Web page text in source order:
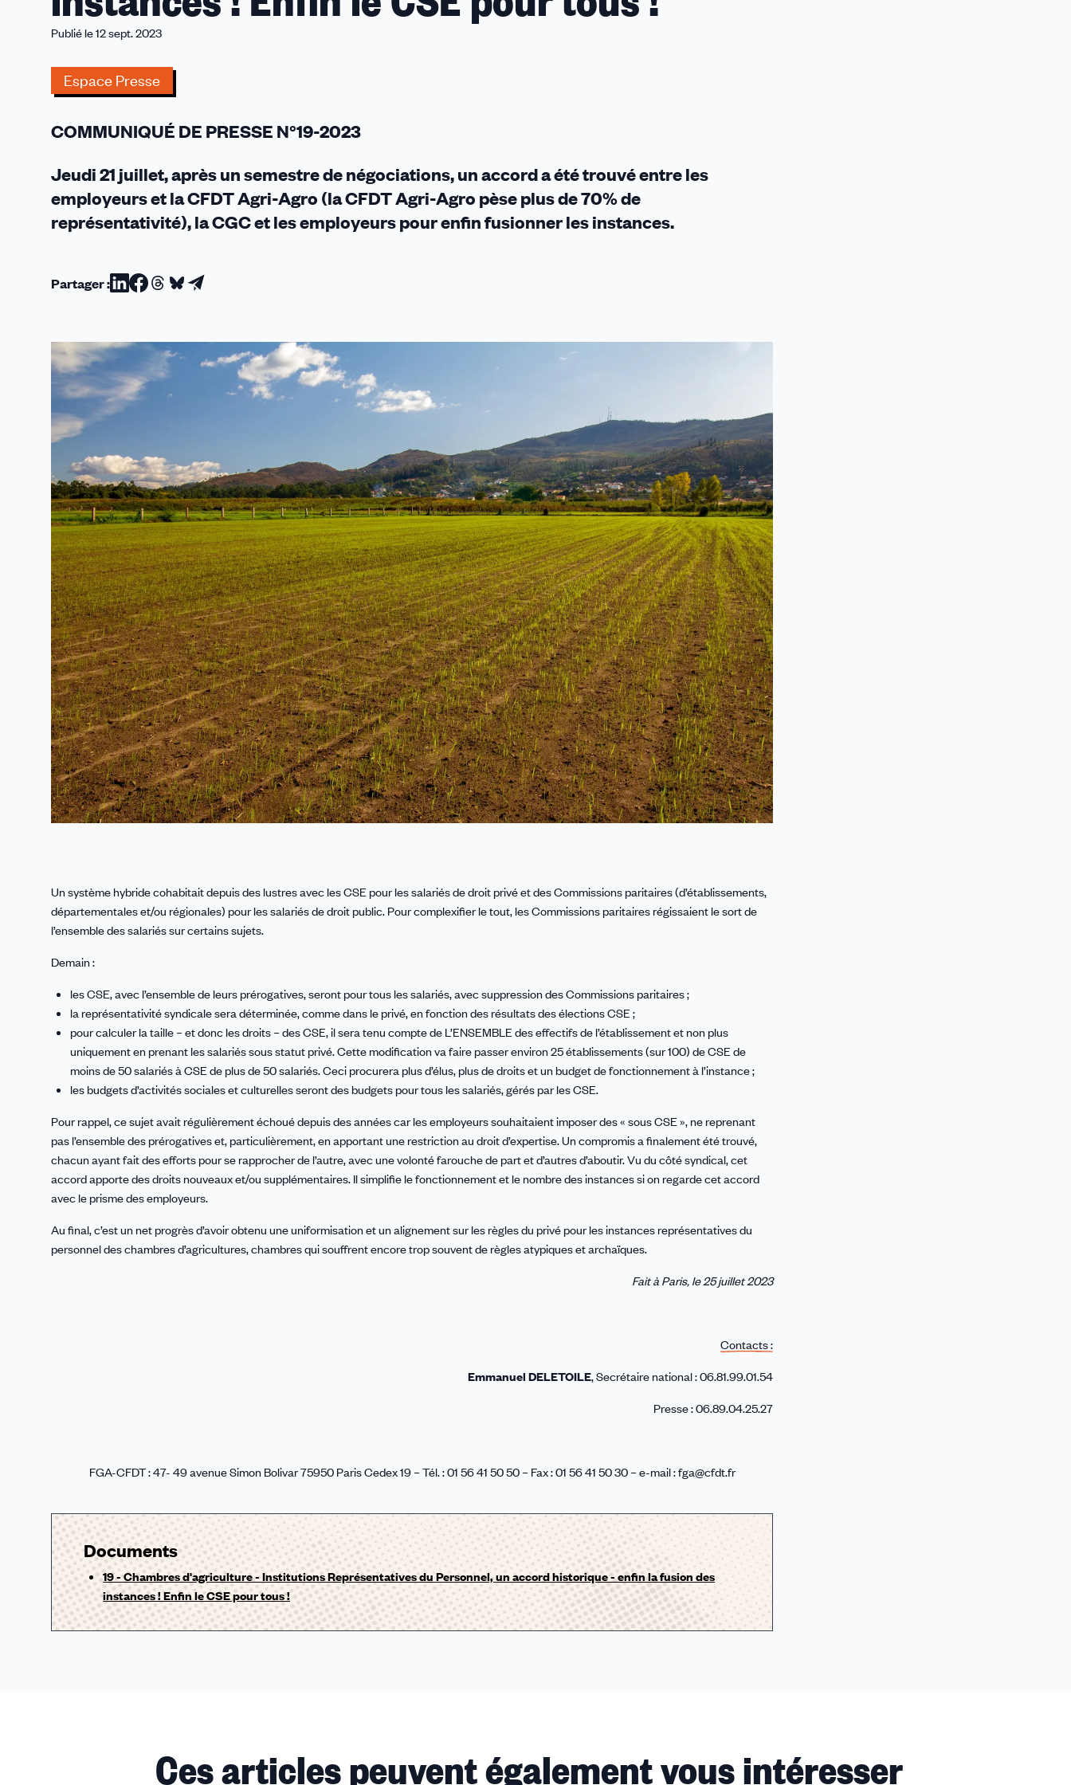
historique :
le
pour
tous !
Publié le 12 sept. 2023
Espace Presse
COMMUNIQUÉ DE PRESSE N°19-2023
Jeudi 21 juillet, après un semestre de négociations, un accord a été trouvé entre les
employeurs et la CFDT Agri-Agro (la CFDT Agri-Agro pèse plus de 70% de
représentativité), la CGC et les employeurs pour enfin fusionner les instances.
Partager :Partager
Linkedin
Partager
Facebook
Partager
Threads
Partager
Bluesky
Partager
email
Un système hybride cohabitait depuis des lustres avec les CSE pour les salariés de droit privé et des Commissions paritaires (d’établissements,
départementales et/ou régionales) pour les salariés de droit public. Pour complexifier le tout, les Commissions paritaires régissaient le sort de
l’ensemble des salariés sur certains sujets.
Demain :
les CSE, avec l’ensemble de leurs prérogatives, seront pour tous les salariés, avec suppression des Commissions paritaires ;
la représentativité syndicale sera déterminée, comme dans le privé, en fonction des résultats des élections CSE ;
pour calculer la taille – et donc les droits – des CSE, il sera tenu compte de L’ENSEMBLE des effectifs de l’établissement et non plus
uniquement en prenant les salariés sous statut privé. Cette modification va faire passer environ 25 établissements (sur 100) de CSE de
moins de 50 salariés à CSE de plus de 50 salariés. Ceci procurera plus d’élus, plus de droits et un budget de fonctionnement à l’instance ;
les budgets d’activités sociales et culturelles seront des budgets pour tous les salariés, gérés par les CSE.
Pour rappel, ce sujet avait régulièrement échoué depuis des années car les employeurs souhaitaient imposer des « sous CSE », ne reprenant
pas l’ensemble des prérogatives et, particulièrement, en apportant une restriction au droit d’expertise. Un compromis a finalement été trouvé,
chacun ayant fait des efforts pour se rapprocher de l’autre, avec une volonté farouche de part et d’autres d’aboutir. Vu du côté syndical, cet
accord apporte des droits nouveaux et/ou supplémentaires. Il simplifie le fonctionnement et le nombre des instances si on regarde cet accord
avec le prisme des employeurs.
Au final, c’est un net progrès d’avoir obtenu une uniformisation et un alignement sur les règles du privé pour les instances représentatives du
personnel des chambres d’agricultures, chambres qui souffrent encore trop souvent de règles atypiques et archaïques.
Fait à Paris, le 25 juillet 2023
Contacts :
Emmanuel DELETOILE, Secrétaire national : 06.81.99.01.54
Presse : 06.89.04.25.27
FGA-CFDT : 47- 49 avenue Simon Bolivar 75950 Paris Cedex 19 – Tél. : 01 56 41 50 50 – Fax : 01 56 41 50 30 – e-mail : fga@cfdt.fr
Documents
19 - Chambres d'agriculture - Institutions Représentatives du Personnel, un accord historique - enfin la fusion des
instances ! Enfin le CSE pour tous !
Ces articles peuvent également vous intéresser